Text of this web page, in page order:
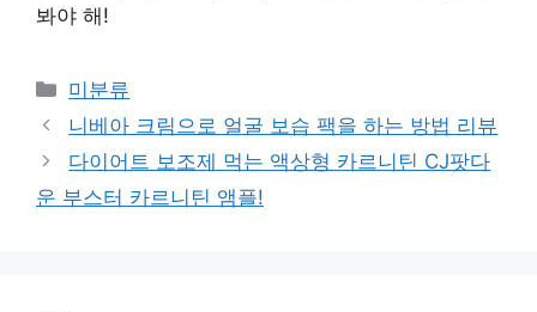
봐야 해!
Categories
미분류
니베아 크림으로 얼굴 보습 팩을 하는 방법 리뷰
다이어트 보조제 먹는 액상형 카르니틴 CJ팟다
운 부스터 카르니틴 앰플!